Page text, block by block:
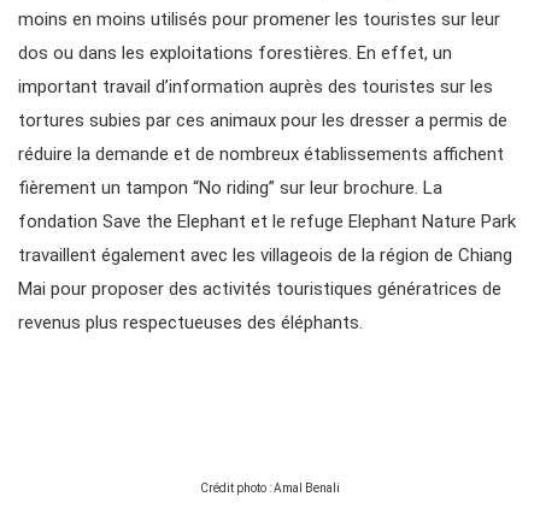
moins en moins utilisés pour promener les touristes sur leur
dos ou dans les exploitations forestières. En effet, un
important travail d’information auprès des touristes sur les
tortures subies par ces animaux pour les dresser a permis de
réduire la demande et de nombreux établissements affichent
fièrement un tampon “No riding” sur leur brochure. La
fondation Save the Elephant et le refuge Elephant Nature Park
travaillent également avec les villageois de la région de Chiang
Mai pour proposer des activités touristiques génératrices de
revenus plus respectueuses des éléphants.
Crédit photo : Amal Benali